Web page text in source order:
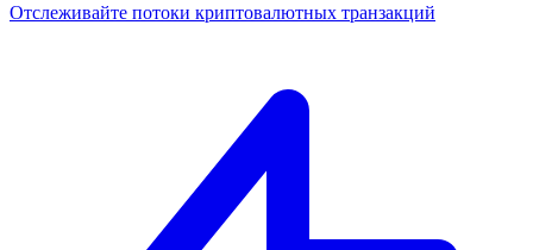
Отслеживайте потоки криптовалютных транзакций